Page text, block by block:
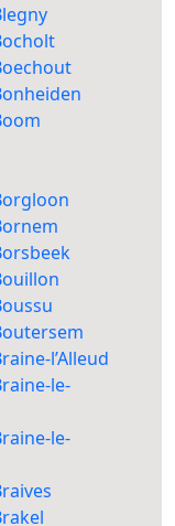
l’Alleud
le-
le-